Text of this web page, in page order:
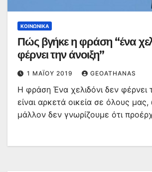
ΚΟΙΝΩΝΙΚΆ
Πώς βγήκε η φράση “ένα
φέρνει την άνοιξη”
1 ΜΑΪ́ΟΥ 2019 GEOATHANAS
Η φράση Ένα χελιδόνι δεν φέρνει
είναι αρκετά οικεία σε όλους
μάλλον δεν γνωρίζουμε ότι